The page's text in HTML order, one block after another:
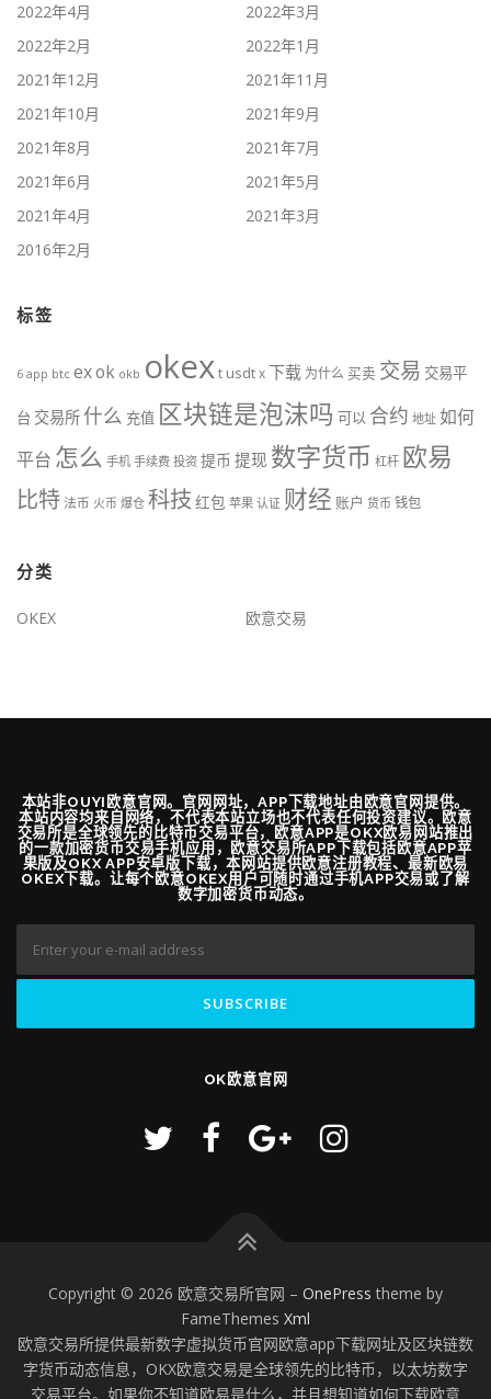
2022年4月
2022年3月
2022年2月
2022年1月
2021年12月
2021年11月
2021年10月
2021年9月
2021年8月
2021年7月
2021年6月
2021年5月
2021年4月
2021年3月
2016年2月
标签
6 app btc exok okb okext usdtx下载 为什么 买卖 交易 交易平
台 交易所 什么 充值 区块链是泡沫吗 可以 合约 地址 如何
平台 怎么 手机 手续费 投资 提币 提现 数字货币 杠杆 欧易
比特法币 火币 爆仓 科技 红包 苹果 认证 财经 账户 货币 钱包
分类
OKEX 欧意交易
本站非OUYI欧意官网。官网网址，APP下载地址由欧意官网提供。
本站内容均来自网络，不代表本站立场也不代表任何投资建议。欧意
交易所是全球领先的比特币交易平台，欧意APP是OKX欧易网站推出
的一款加密货币交易手机应用，欧意交易所APP下载包括欧意APP苹
果版及OKX APP安卓版下载，本网站提供欧意注册教程、最新欧易
OKEX下载。让每个欧意OKEX用户可随时通过手机APP交易或了解
数字加密货币动态。
OK欧意官网
Copyright © 2026 欧意交易所官网 – OnePress theme by
FameThemes Xml
欧意交易所提供最新数字虚拟货币官网欧意app下载网址及区块链数
字货币动态信息，OKX欧意交易是全球领先的比特币，以太坊数字
交易平台。如果你不知道欧易是什么，并且想知道如何下载欧意